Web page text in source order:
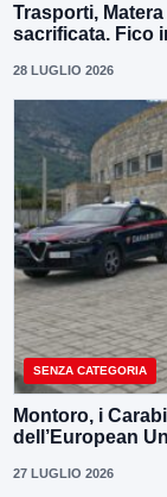
Trasporti,
sacrificata. Fico
28 LUGLIO 2026
SENZA CATEGORIA
Montoro, i
dell’European
27 LUGLIO 2026